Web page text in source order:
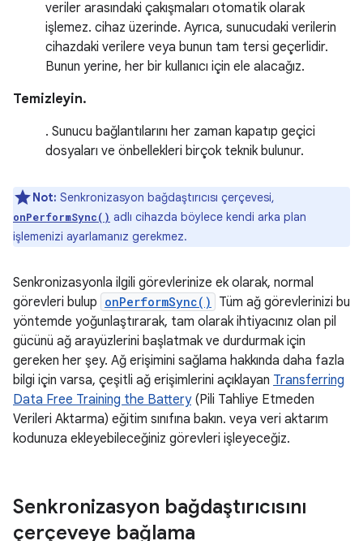
veriler arasındaki çakışmaları otomatik olarak
işlemez. cihaz üzerinde. Ayrıca, sunucudaki verilerin
cihazdaki verilere veya bunun tam tersi geçerlidir.
Bunun yerine, her bir kullanıcı için ele alacağız.
Temizleyin.
. Sunucu bağlantılarını her zaman kapatıp geçici
dosyaları ve önbellekleri birçok teknik bulunur.
Not: Senkronizasyon bağdaştırıcısı çerçevesi,
onPerformSync() adlı cihazda böylece kendi arka plan
işlemenizi ayarlamanız gerekmez.
Senkronizasyonla ilgili görevlerinize ek olarak, normal
görevleri bulup onPerformSync()
Tüm ağ görevlerinizi bu
yöntemde yoğunlaştırarak, tam olarak ihtiyacınız olan pil
gücünü ağ arayüzlerini başlatmak ve durdurmak için
gereken her şey. Ağ erişimini sağlama hakkında daha fazla
bilgi için varsa, çeşitli ağ erişimlerini açıklayan Transferring
Data Free Training the Battery(Pili Tahliye Etmeden
Verileri Aktarma) eğitim sınıfına bakın. veya veri aktarım
kodunuza ekleyebileceğiniz görevleri işleyeceğiz.
Senkronizasyon bağdaştırıcısını
çerçeveye bağlama